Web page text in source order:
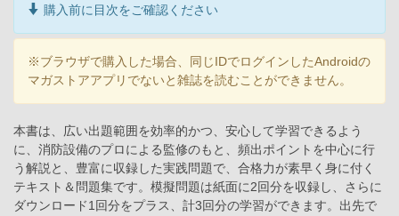
購入前に目次をご確認ください
※ブラウザで購入した場合、同じIDでログインしたAndroidの
マガストアアプリでないと雑誌を読むことができません。
本書は、広い出題範囲を効率的かつ、安心して学習できるよう
に、消防設備のプロによる監修のもと、頻出ポイントを中心に行
う解説と、豊富に収録した実践問題で、合格力が素早く身に付く
テキスト＆問題集です。模擬問題は紙面に2回分を収録し、さらに
ダウンロード1回分をプラス、計3回分の学習ができます。出先で